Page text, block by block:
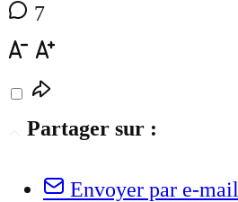
7
Partager sur :
Envoyer par e-mail